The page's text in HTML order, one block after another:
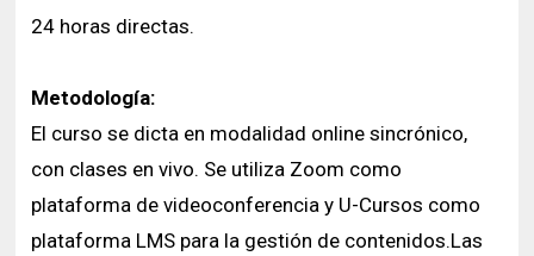
24 horas directas.
Metodología:
El curso se dicta en modalidad online sincrónico,
con clases en vivo. Se utiliza Zoom como
plataforma de videoconferencia y U-Cursos como
plataforma LMS para la gestión de contenidos.Las